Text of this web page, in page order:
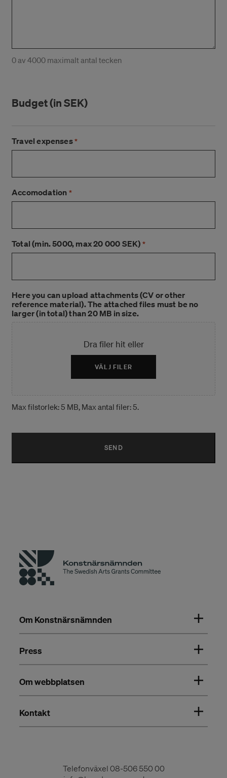
0 av 4000 maximalt antal tecken
Budget (in SEK)
Travel expenses*
Accomodation *
Total (min. 5000, max 20 000 SEK) *
Here you can upload attachments (CV or other
reference material). The attached files must be no
larger (in total) than 20 MB in size.
Dra filer hit eller
VÄLJ FILER
Max filstorlek: 5 MB, Max antal filer: 5.
Om Konstnärsnämnden
Press
Om webbplatsen
Kontakt
Telefonväxel 08-506 550 00